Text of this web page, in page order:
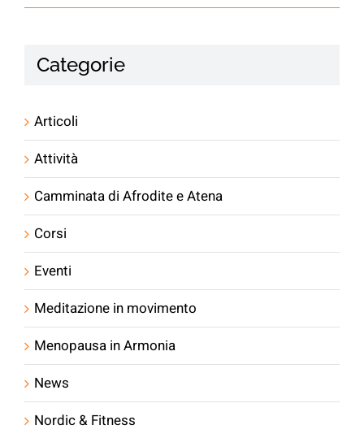
Categorie
Articoli
Attività
Camminata di Afrodite e Atena
Corsi
Eventi
Meditazione in movimento
Menopausa in Armonia
News
Nordic & Fitness